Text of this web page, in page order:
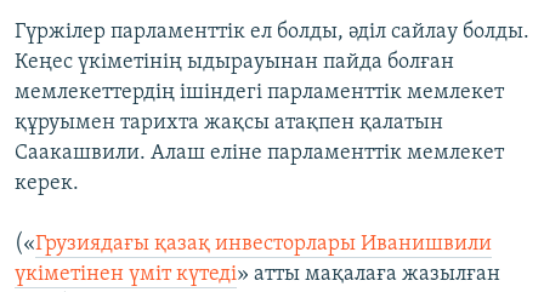
Гүржілер парламенттік ел болды, әділ сайлау болды.
Кеңес үкіметінің ыдырауынан пайда болған
мемлекеттердің ішіндегі парламенттік мемлекет
құруымен тарихта жақсы атақпен қалатын
Саакашвили. Алаш еліне парламенттік мемлекет
керек.
(«Грузиядағы қазақ инвесторлары Иванишвили
үкіметінен үміт күтеді» атты мақалаға жазылған